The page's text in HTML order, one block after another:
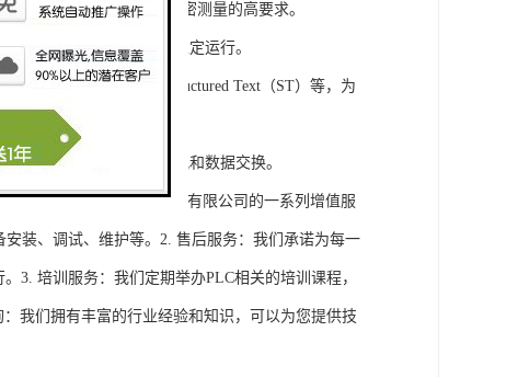
道，可满足对于控制和精密测量的高要求。
定性，保证系统的长期稳定运行。
Diagram（LD）、Structured Text（ST）等，为
成，实现设备之间的通讯和数据交换。
得浔之漫智控技术(上海)有限公司的一系列增值服
装、调试、维护等。2. 售后服务：我们承诺为每一
3. 培训服务：我们定期举办PLC相关的培训课程，
我们拥有丰富的行业经验和知识，可以为您提供技